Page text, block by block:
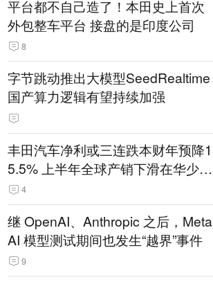
平台都不自己造了！本田史上首次
外包整车平台 接盘的是印度公司
8
字节跳动推出大模型SeedRealtime
国产算力逻辑有望持续加强
丰田汽车净利或三连跌本财年预降1
5.5% 上半年全球产销下滑在华少卖
14.3万辆
4
继 OpenAI、Anthropic 之后，Meta
AI 模型测试期间也发生“越界”事件
9